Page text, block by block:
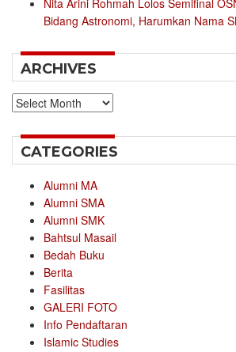
Bidang Astronomi, Harumkan Nama
ARCHIVES
Archives
CATEGORIES
Alumni MA
Alumni SMA
Alumni SMK
Bahtsul Masail
Bedah Buku
Berita
Fasilitas
GALERI FOTO
Info Pendaftaran
Islamic Studies